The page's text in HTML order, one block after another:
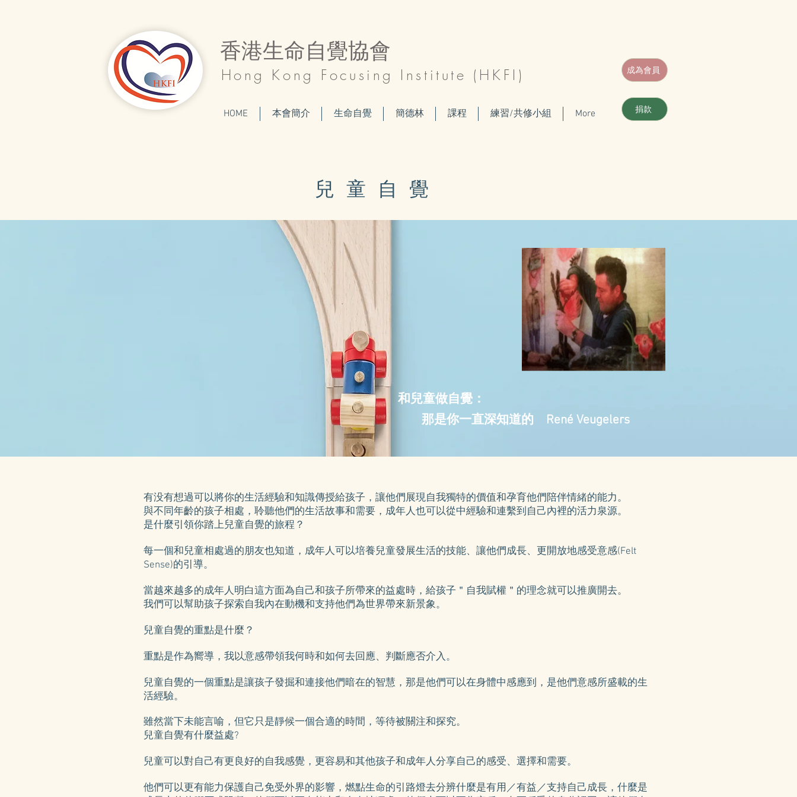
香港生命自覺協會
Hong Kong Focusing Institute (HKFI)
HOME 本會簡介 生命自覺 簡德林 課程 練習/共修小組 More
成為會員
捐款
兒童自覺
和兒童做自覺：
那是你一直深知道的 René Veugelers
有没有想過可以將你的生活經驗和知識傳授給孩子，讓他們展現自我獨特的價值和孕育他們陪伴情緒的能力。
與不同年齡的孩子相處，聆聽他們的生活故事和需要，成年人也可以從中經驗和連繫到自己內裡的活力泉源。
是什麼引領你踏上兒童自覺的旅程？
每一個和兒童相處過的朋友也知道，成年人可以培養兒童發展生活的技能、讓他們成長、更開放地感受意感(Felt
Sense)的引導。
當越來越多的成年人明白這方面為自己和孩子所帶來的益處時，給孩子＂自我賦權＂的理念就可以推廣開去。
我們可以幫助孩子探索自我內在動機和支持他們為世界帶來新景象。
兒童自覺的重點是什麼？
重點是作為嚮導，我以意感帶領我何時和如何去回應、判斷應否介入。
兒童自覺的一個重點是讓孩子發掘和連接他們暗在的智慧，那是他們可以在身體中感應到，是他們意感所盛載的生
活經驗。
雖然當下未能言喻，但它只是靜候一個合適的時間，等待被關注和探究。
兒童自覺有什麼益處?
兒童可以對自己有更良好的自我感覺，更容易和其他孩子和成年人分享自己的感受、選擇和需要。
他們可以更有能力保護自己免受外界的影響，燃點生命的引路燈去分辨什麼是有用／有益／支持自己成長，什麼是